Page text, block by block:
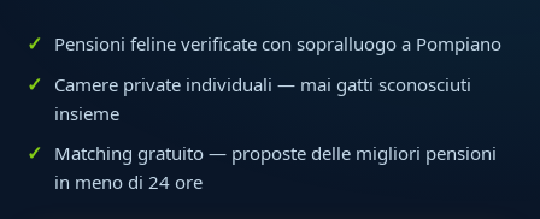
Pensioni feline verificate con sopralluogo a Pompiano
Camere private individuali — mai gatti sconosciuti
insieme
Matching gratuito — proposte delle migliori pensioni
in meno di 24 ore